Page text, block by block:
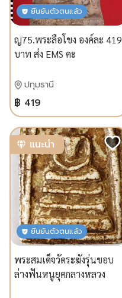
ยืนยันตัวตนแล้ว
ญ75.พระลือโขง องค์ละ 419
บาท ส่ง EMS คะ
ปทุมธานี
฿ 419
ยืนยันตัวตนแล้ว
แนะนำ
พระสมเด็จวัดระฆังรุ่นขอบ
ล่างฟันหนูยุคกลางหลวง